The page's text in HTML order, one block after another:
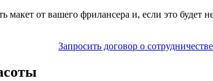
от вашего фрилансера и, если это будет
Запросить договор о сотрудничестве